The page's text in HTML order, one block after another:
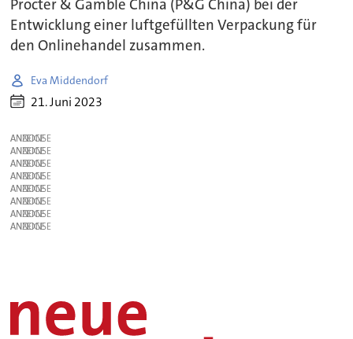
Procter & Gamble China (P&G China) bei der
Entwicklung einer luftgefüllten Verpackung für
den Onlinehandel zusammen.
Eva Middendorf
21. Juni 2023
ANZEIGE
ANZEIGE
ANZEIGE
ANZEIGE
ANZEIGE
ANZEIGE
ANZEIGE
ANZEIGE